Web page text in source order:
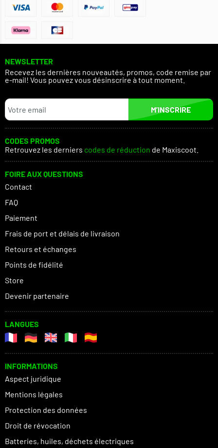
NEWSLETTER
Recevez les dernières nouveautés, promos, code remise par
e-mail! Vous pouvez vous désinscrire à tout moment.
M’INSCRIRE
CODES PROMOS
Retrouvez les derniers codes de réduction de Maxiscoot.
FOIRE AUX QUESTIONS
Contact
FAQ
Paiement
Frais de port et délais de livraison
Retours et échanges
Points de fidélité
Store
Devenir partenaire
LANGUES
INFORMATIONS
Aspect juridique
Mentions légales
Protection des données
Droit de révocation
Batteries, huiles, déchets électriques